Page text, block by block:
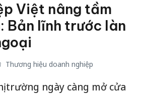
Việt nâng tầm
Bản lĩnh trước làn
Thương hiệu doanh nghiệp
trường ngày càng mở cửa